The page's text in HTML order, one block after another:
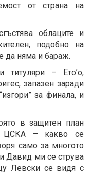
от страна на
облаците и
подобно на
да няма и бараж.
– Ето’о,
запазен заради
за финала, и
в защитен план
ЦСКА – какво се
само за многото
Давид ми се струва
Левски се видя с